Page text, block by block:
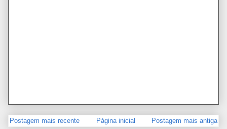
Postagem mais recente Postagem mais antiga
Página inicial